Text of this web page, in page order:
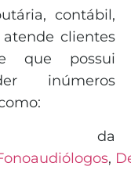
contábil,
clientes
que possui
inúmeros
da
,